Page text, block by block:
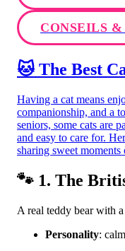
CONSEILS
🐱 The Best
Having a cat means
companionship, and a
seniors, some cats are
and easy to care for.
sharing sweet
🐾 1. The
A real teddy bear with
Personality: